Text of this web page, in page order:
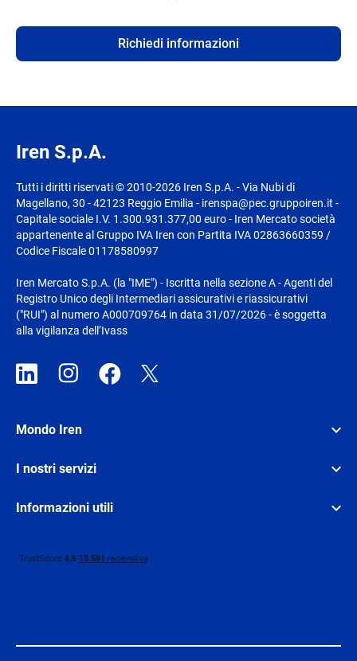
Richiedi informazioni
Iren S.p.A.
Tutti i diritti riservati © 2010-2026 Iren S.p.A. - Via Nubi di
Magellano, 30 - 42123 Reggio Emilia - irenspa@pec.gruppoiren.it -
Capitale sociale I.V. 1.300.931.377,00 euro - Iren Mercato società
appartenente al Gruppo IVA Iren con Partita IVA 02863660359 /
Codice Fiscale 01178580997
Iren Mercato S.p.A. (la "IME") - Iscritta nella sezione A - Agenti del
Registro Unico degli Intermediari assicurativi e riassicurativi
("RUI") al numero A000709764 in data 31/07/2026 - è soggetta
alla vigilanza dell’Ivass
Mondo Iren
I nostri servizi
Informazioni utili